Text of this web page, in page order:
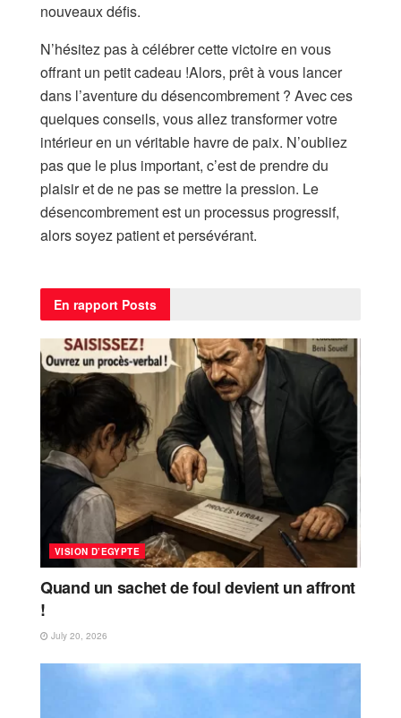
nouveaux défis.
N’hésitez pas à célébrer cette victoire en vous
offrant un petit cadeau !Alors, prêt à vous lancer
dans l’aventure du désencombrement ? Avec ces
quelques conseils, vous allez transformer votre
intérieur en un véritable havre de paix. N’oubliez
pas que le plus important, c’est de prendre du
plaisir et de ne pas se mettre la pression. Le
désencombrement est un processus progressif,
alors soyez patient et persévérant.
En rapport Posts
VISION D’EGYPTE
Quand un sachet de foul devient un affront
!
July 20, 2026